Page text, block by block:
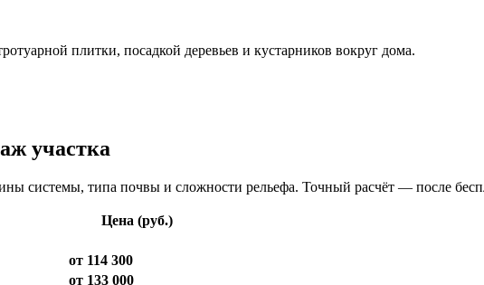
плитки, посадкой деревьев и кустарников вокруг дома.
участка
системы, типа почвы и сложности рельефа. Точный расчёт — после
Цена (руб.)
от 114 300
от 133 000